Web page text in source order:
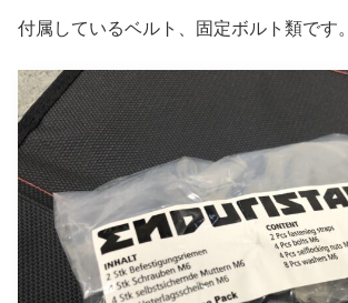
付属しているベルト、固定ボルト類です。